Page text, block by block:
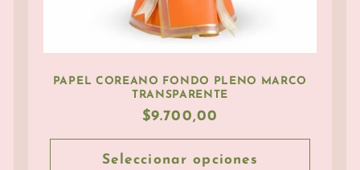
PAPEL COREANO FONDO PLENO MARCO
TRANSPARENTE
Precio
habitual
$9.700,00
Seleccionar opciones